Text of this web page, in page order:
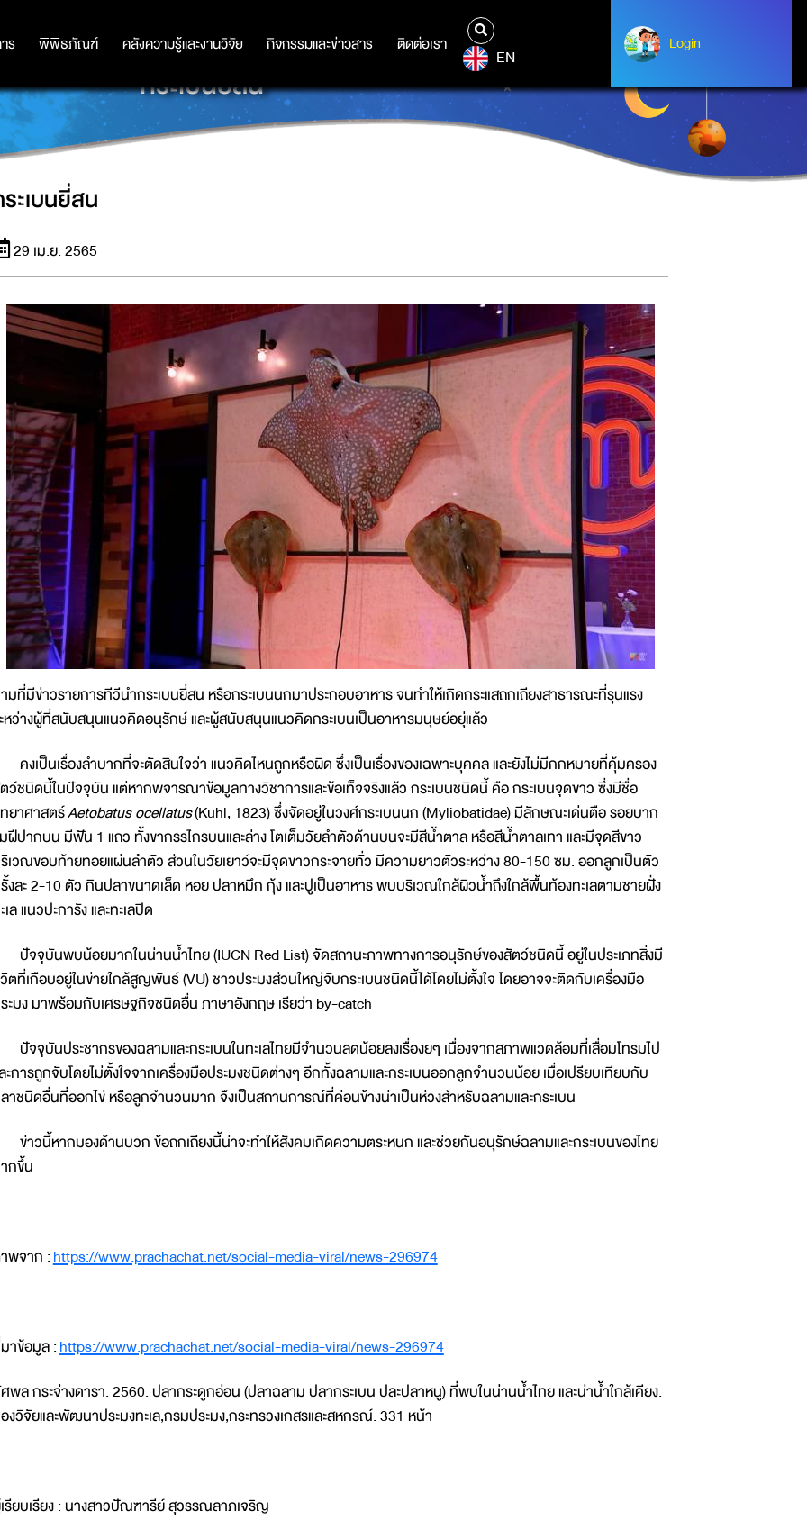
ร พิพิธภัณฑ์ คลังความรู้และงานวิจัย กิจกรรมและข่าวสาร ติดต่อเรา
ร พิพิธภัณฑ์ คลังความรู้และงานวิจัย กิจกรรมและข่าวสาร ติดต่อเรา
EN
Login
Login
กระเบนยี่สน
ะเบนยี่สน
29 เม.ย. 2565
มที่มีข่าวรายการทีวีนำกระเบนยี่สน หรือกระเบนนกมาประกอบอาหาร จนทำให้เกิดกระแสถกเถียงสาธารณะที่รุนแรง
หว่างผู้ที่สนับสนุนแนวคิดอนุรักษ์ และผู้สนับสนุนแนวคิดกระเบนเป็นอาหารมนุษย์อยุ่แล้ว
เป็นเรื่องลำบากที่จะตัดสินใจว่า แนวคิดไหนถูกหรือผิด ซึ่งเป็นเรื่องของเฉพาะบุคคล และยังไม่มีกกหมายที่คุ้มครอง
ว์ชนิดนี้ในปัจจุบัน แต่หากพิจารณาข้อมูลทางวิชาการและข้อเท็จจริงแล้ว กระเบนชนิดนี้ คือ กระเบนจุดขาว ซึ่งมีชื่อ
ยาศาสตร์Aetobatus ocellatus(Kuhl, 1823) ซึ่งจัดอยู่ในวงศ์กระเบนนก (Myliobatidae) มีลักษณะเด่นตือ รอยบาก
ฝีปากบน มีฟัน 1 แถว ทั้งขากรรไกรบนและล่าง โตเต็มวัยลำตัวด้านบนจะมีสีน้ำตาล หรือสีน้ำตาลเทา และมีจุดสีขาว
เวณขอบท้ายทอยแผ่นลำตัว ส่วนในวัยเยาว์จะมีจุดขาวกระจายทั่ว มีความยาวตัวระหว่าง 80-150 ซม. ออกลูกเป็นตัว
งละ 2-10 ตัว กินปลาขนาดเล็ด หอย ปลาหมึก กุ้ง และปูเป็นอาหาร พบบริเวณใกล้ผิวน้ำถึงใกล้พื้นท้องทะเลตามชายฝั่ง
เล แนวปะการัง และทะเลปิด
จุบันพบน้อยมากในน่านน้ำไทย (IUCN Red List) จัดสถานะภาพทางการอนุรักษ์ของสัตว์ชนิดนี้ อยู่ในประเภทสิ่งมี
ตที่เกือบอยู่ในข่ายใกล้สูญพันธ์ (VU) ชาวประมงส่วนใหญ่จับกระเบนชนิดนี้ได้โดยไม่ตั้งใจ โดยอาจจะติดกับเครื่องมือ
ะมง มาพร้อมกับเศรษฐกิจชนิดอื่น ภาษาอังกฤษ เรียว่า by-catch
จุบันประชากรของฉลามและกระเบนในทะเลไทยมีจำนวนลดน้อยลงเรื่องยๆ เนื่องจากสภาพแวดล้อมที่เสื่อมโทรมไป
ะการถูกจับโดยไม่ตั้งใจจากเครื่องมือประมงชนิดต่างๆ อีกทั้งฉลามและกระเบนออกลูกจำนวนน้อย เมื่อเปรียบเทียบกับ
าชนิดอื่นที่ออกไข่ หรือลูกจำนวนมาก จึงเป็นสถานการณ์ที่ค่อนข้างน่าเป็นห่วงสำหรับฉลามและกระเบน
วนี้หากมองด้านบวก ข้อถกเถียงนี้น่าจะทำให้สังคมเกิดความตระหนก และช่วยกันอนุรักษ์ฉลามและกระเบนของไทย
กขึ้น
พจาก :https://www.prachachat.net/social-media-viral/news-296974
าข้อมูล :https://www.prachachat.net/social-media-viral/news-296974
พล กระจ่างดารา. 2560. ปลากระดูกอ่อน (ปลาฉลาม ปลากระเบน ปละปลาหนู) ที่พบในน่านน้ำไทย และน่าน้ำใกล้เคียง.
งวิจัยและพัฒนาประมงทะเล,กรมประมง,กระทรวงเกสรและสหกรณ์. 331 หน้า
รียบเรียง : นางสาวปัณฑารีย์ สุวรรณลาภเจริญ